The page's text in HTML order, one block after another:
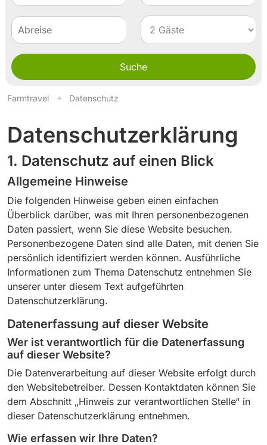
Suche
Farmtravel Datenschutz
Datenschutz­erklärung
1. Datenschutz auf einen Blick
Allgemeine Hinweise
Die folgenden Hinweise geben einen einfachen
Überblick darüber, was mit Ihren personenbezogenen
Daten passiert, wenn Sie diese Website besuchen.
Personenbezogene Daten sind alle Daten, mit denen Sie
persönlich identifiziert werden können. Ausführliche
Informationen zum Thema Datenschutz entnehmen Sie
unserer unter diesem Text aufgeführten
Datenschutzerklärung.
Datenerfassung auf dieser Website
Wer ist verantwortlich für die Datenerfassung
auf dieser Website?
Die Datenverarbeitung auf dieser Website erfolgt durch
den Websitebetreiber. Dessen Kontaktdaten können Sie
dem Abschnitt „Hinweis zur verantwortlichen Stelle“ in
dieser Datenschutzerklärung entnehmen.
Wie erfassen wir Ihre Daten?